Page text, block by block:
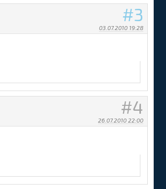
3
03.07.2010 19:28
4
26.07.2010 22:00